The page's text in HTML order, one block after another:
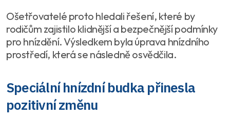
Ošetřovatelé proto hledali řešení, které by
rodičům zajistilo klidnější a bezpečnější podmínky
pro hnízdění. Výsledkem byla úprava hnízdního
prostředí, která se následně osvědčila.
Speciální hnízdní budka přinesla
pozitivní změnu